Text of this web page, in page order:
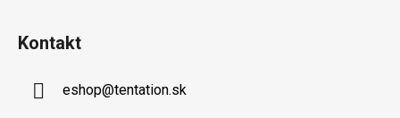
Kontakt
eshop@tentation.sk